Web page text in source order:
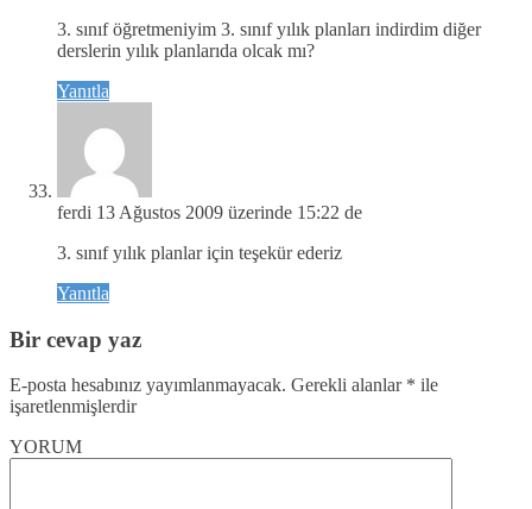
3. sınıf öğretmeniyim 3. sınıf yılık planları indirdim diğer
derslerin yılık planlarıda olcak mı?
Yanıtla
ferdi 13 Ağustos 2009 üzerinde 15:22 de
3. sınıf yılık planlar için teşekür ederiz
Yanıtla
Bir cevap yaz
E-posta hesabınız yayımlanmayacak. Gerekli alanlar * ile
işaretlenmişlerdir
YORUM